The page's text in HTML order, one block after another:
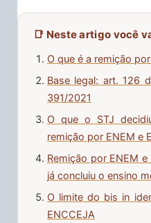
📑 Neste artigo você
O que é a remição
Base legal: art. 126
391/2021
O que o STJ
remição por ENEM e
Remição por ENEM
já concluiu o ensino
O limite do bis in
ENCCEJA